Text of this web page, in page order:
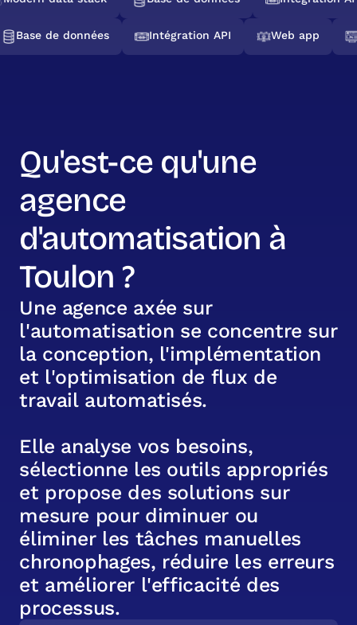
Base de données Intégration API Web app
Qu'est-ce qu'une
agence
d'automatisation à
Toulon ?
Une agence axée sur
l'automatisation se concentre sur
la conception, l'implémentation
et l'optimisation de flux de
travail automatisés.
Elle analyse vos besoins,
sélectionne les outils appropriés
et propose des solutions sur
mesure pour diminuer ou
éliminer les tâches manuelles
chronophages, réduire les erreurs
et améliorer l'efficacité des
processus.